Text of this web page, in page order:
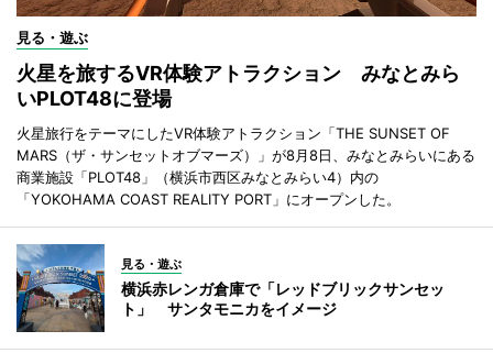
見る・遊ぶ
火星を旅するVR体験アトラクション みなとみら
いPLOT48に登場
火星旅行をテーマにしたVR体験アトラクション「THE SUNSET OF
MARS（ザ・サンセットオブマーズ）」が8月8日、みなとみらいにある
商業施設「PLOT48」（横浜市西区みなとみらい4）内の
「YOKOHAMA COAST REALITY PORT」にオープンした。
見る・遊ぶ
横浜赤レンガ倉庫で「レッドブリックサンセッ
ト」 サンタモニカをイメージ